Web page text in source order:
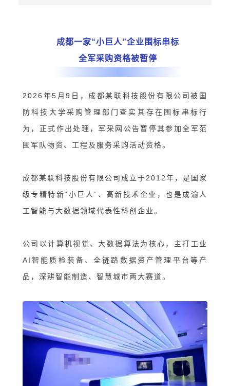
成都一家“小巨人”企业围标串标
全军采购资格被暂停
2026年5月9日，成都某联科技股份有限公司被国
防科技大学采购管理部门查实其存在围标串标行
为，正式作出处理，军采网公告暂停其参加全军范
围军队物资、工程及服务采购活动资格。
成都某联科技股份有限公司成立于2012年，是国家
级专精特新“小巨人”、高新技术企业，也是成渝人
工智能与大数据领域代表性科创企业。
公司以计算机视觉、大数据算法为核心，主打工业
AI智能质检装备、全链路数据资产管理平台等产
品，深耕智能制造、智慧城市两大赛道。